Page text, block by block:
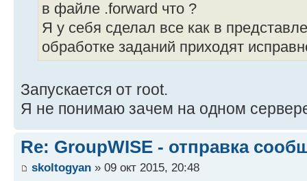
в файле .forward что ?
Я у себя сделал все как в
обработке заданий приходят
Запускается от root.
Я не понимаю зачем на одном
Re: GroupWISE - отправка
skoltogyan » 09 окт 2015, 20:48